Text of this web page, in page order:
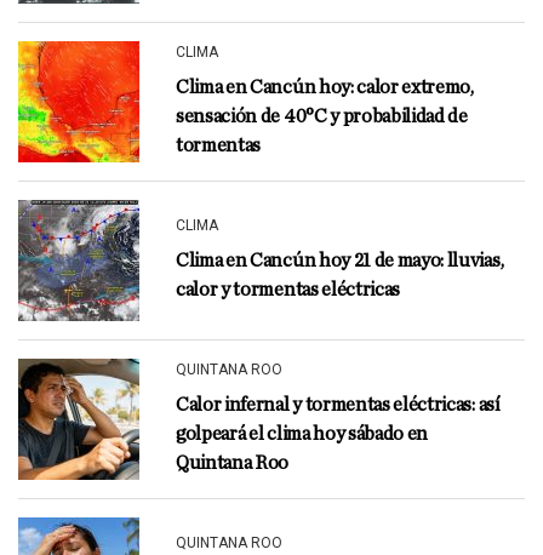
CLIMA
Clima en Cancún hoy: calor extremo,
sensación de 40°C y probabilidad de
tormentas
CLIMA
Clima en Cancún hoy 21 de mayo: lluvias,
calor y tormentas eléctricas
QUINTANA ROO
Calor infernal y tormentas eléctricas: así
golpeará el clima hoy sábado en
Quintana Roo
QUINTANA ROO